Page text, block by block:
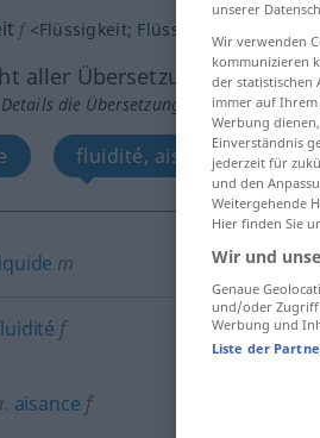
f <Flüssigkeit; Flüssigkeiten
aller Übersetzungen
die Übersetzung anklicken/
fluidité, aisance
m
f
aisance f
unserer
Wir verwenden
kommunizieren
der statistischen
immer auf
Werbung
Einverständnis
jederzeit für
und den
Weitergehende
Hier finden Sie
Wir und
Genaue
und/oder Zugriff
Werbung und
Liste der